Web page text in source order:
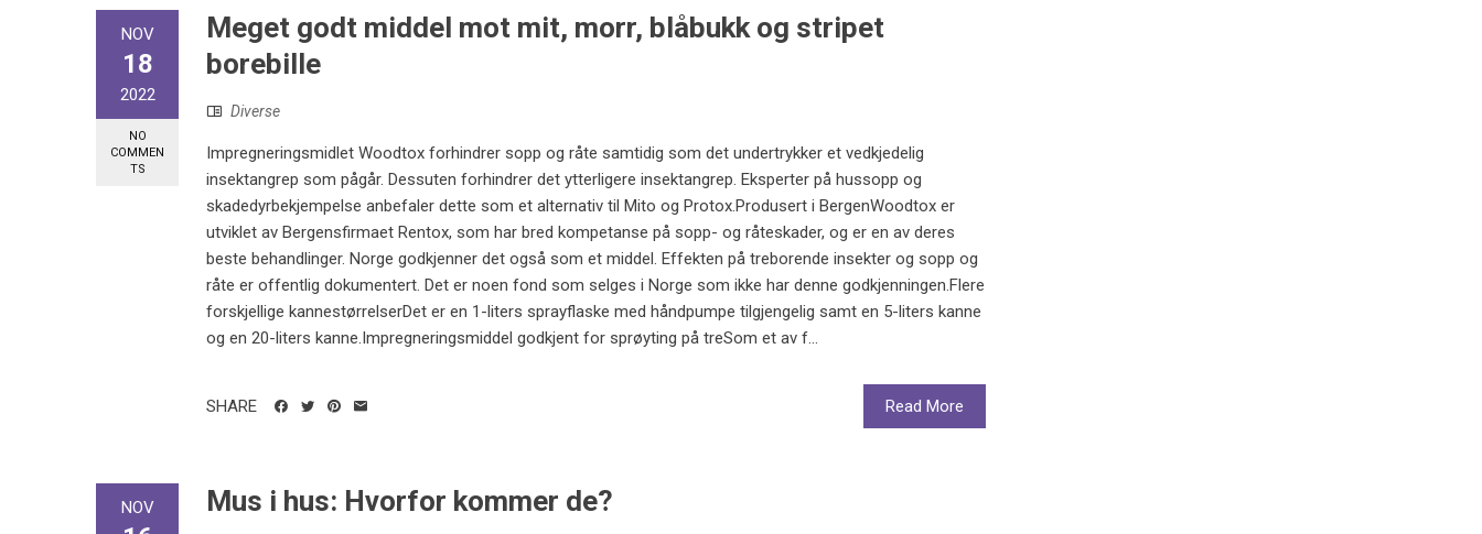
NOV
18
2022
NO
COMMEN
TS
Meget godt middel mot mit, morr, blåbukk og stripet
borebille
Diverse
Impregneringsmidlet Woodtox forhindrer sopp og råte samtidig som det undertrykker et vedkjedelig
insektangrep som pågår. Dessuten forhindrer det ytterligere insektangrep. Eksperter på hussopp og
skadedyrbekjempelse anbefaler dette som et alternativ til Mito og Protox.Produsert i BergenWoodtox er
utviklet av Bergensfirmaet Rentox, som har bred kompetanse på sopp- og råteskader, og er en av deres
beste behandlinger. Norge godkjenner det også som et middel. Effekten på treborende insekter og sopp og
råte er offentlig dokumentert. Det er noen fond som selges i Norge som ikke har denne godkjenningen.Flere
forskjellige kannestørrelserDet er en 1-liters sprayflaske med håndpumpe tilgjengelig samt en 5-liters kanne
og en 20-liters kanne.Impregneringsmiddel godkjent for sprøyting på treSom et av f...
Read More
SHARE
NOV Mus i hus: Hvorfor kommer de?